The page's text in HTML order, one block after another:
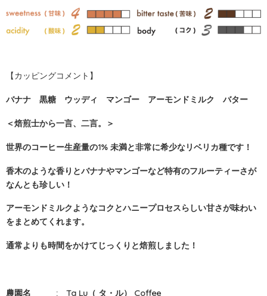
【カッピングコメント】
バナナ 黒糖 ウッディ マンゴー アーモンドミルク バター
＜焙煎士から一言、二言。＞
世界のコーヒー生産量の1% 未満と非常に希少なリベリカ種です！
香木のような香りとバナナやマンゴーなど特有のフルーティーさが
なんとも珍しい！
アーモンドミルクようなコクとハニープロセスらしい甘さが味わい
をまとめてくれます。
通常よりも時間をかけてじっくりと焙煎しました！
農園名 : Ta Lu（ タ・ル） Coffee